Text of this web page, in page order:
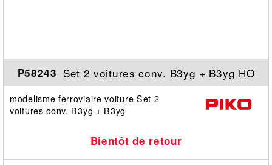
P58243 Set 2 voitures conv. B3yg + B3yg HO
modelisme ferroviaire voiture Set 2
voitures conv. B3yg + B3yg
Bientôt de retour